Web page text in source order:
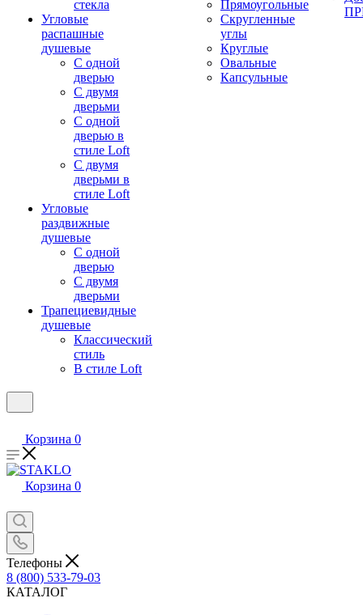
стекла
Угловые
распашные
душевые
С одной
дверью
С двумя
дверьми
С одной
дверью в
стиле Loft
С двумя
дверьми в
стиле Loft
Угловые
раздвижные
душевые
С одной
дверью
С двумя
дверьми
Трапециевидные
душевые
Классический
стиль
В стиле Loft
Прямоугольные
Скругленные
углы
Круглые
Овальные
Капсульные
Корзина 0
Корзина 0
Телефоны
8 (800) 533-79-03
КАТАЛОГ